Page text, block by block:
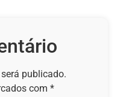
publicado.
com *